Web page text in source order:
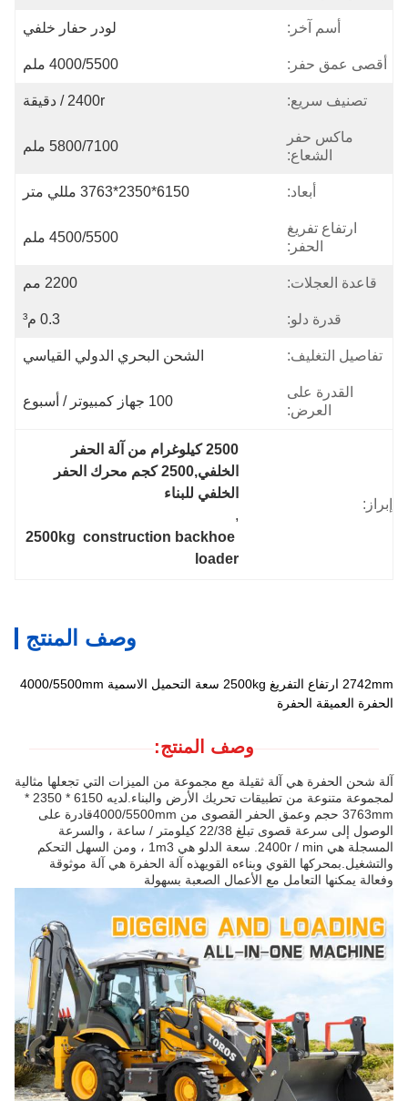
أسم آخر: لودر حفار خلفي
أقصى عمق حفر: 4000/5500 ملم
تصنيف سريع: 2400r / دقيقة
ماكس حفر
الشعاع:
5800/7100 ملم
أبعاد: 6150*2350*3763 مللي متر
ارتفاع تفريغ
الحفر:
4500/5500 ملم
قاعدة العجلات: 2200 مم
قدرة دلو: 0.3 م³
تفاصيل التغليف: الشحن البحري الدولي القياسي
القدرة على
العرض:
100 جهاز كمبيوتر / أسبوع
إبراز:
2500 كيلوغرام من آلة الحفر
الخلفي,2500 كجم محرك الحفر
الخلفي للبناء
,
2500kg  construction backhoe
loader
وصف المنتج
2742mm ارتفاع التفريغ 2500kg سعة التحميل الاسمية 4000/5500mm
الحفرة العميقة الحفرة
وصف المنتج:
آلة شحن الحفرة هي آلة ثقيلة مع مجموعة من الميزات التي تجعلها مثالية
لمجموعة متنوعة من تطبيقات تحريك الأرض والبناء.لديه 6150 * 2350 *
3763mm حجم وعمق الحفر القصوى من 4000/5500mmقادرة على
الوصول إلى سرعة قصوى تبلغ 22/38 كيلومتر / ساعة ، والسرعة
المسجلة هي 2400r / min. سعة الدلو هي 1m3 ، ومن السهل التحكم
والتشغيل.بمحركها القوي وبناءه القويهذه آلة الحفرة هي آلة موثوقة
وفعالة يمكنها التعامل مع الأعمال الصعبة بسهولة